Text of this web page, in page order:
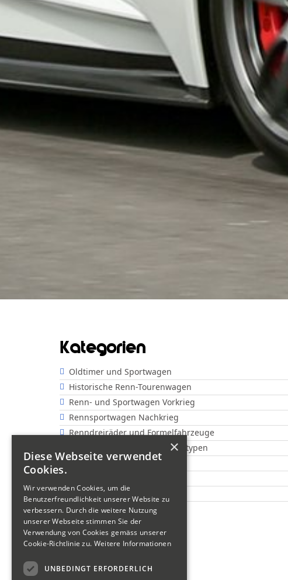
Kategorien
Oldtimer und Sportwagen
Historische Renn-Tourenwagen
Renn- und Sportwagen Vorkrieg
Rennsportwagen Nachkrieg
Renndreiräder und Formelfahrzeuge
Offene Rennwagen und Prototypen
Show
Motorräder "Sportsman"
Motorräder "Veteranen"
Fahrerliste 2018
×
Diese Webseite verwendet
Cookies.
Wir verwenden Cookies, um die
Benutzerfreundlichkeit unserer Website zu
verbessern. Durch die weitere Nutzung
unserer Webseite stimmen Sie der
Verwendung von Cookies gemäss unserer
Cookie-Richtlinie zu. Weitere Informationen
UNBEDINGT ERFORDERLICH